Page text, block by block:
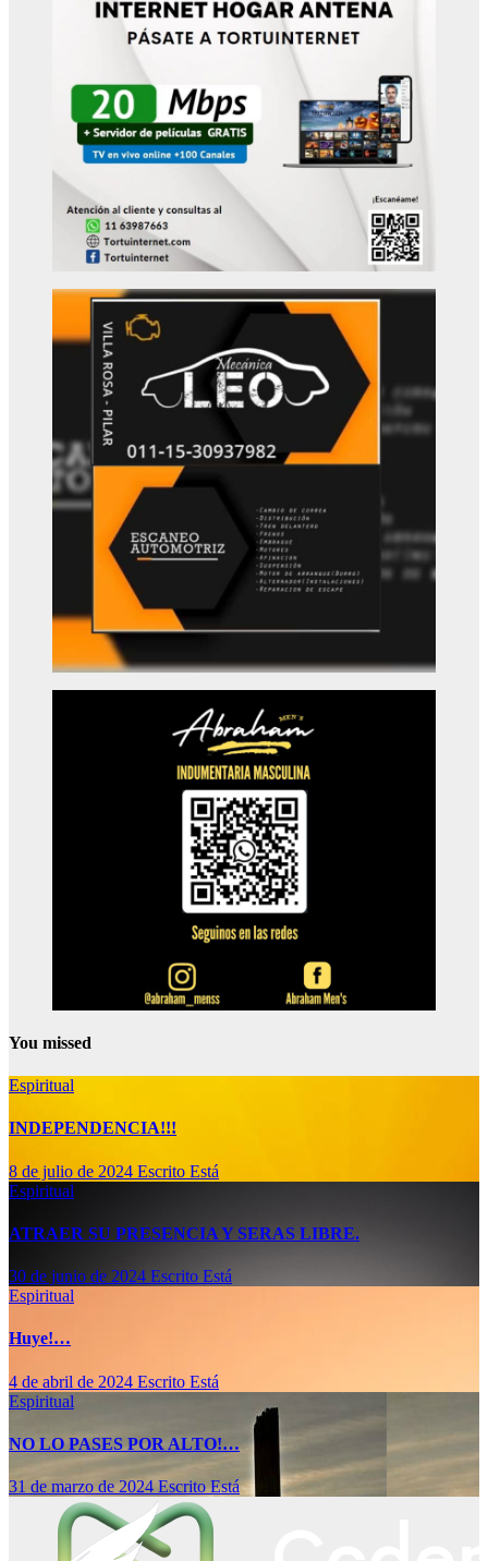
You missed
Espiritual
INDEPENDENCIA!!!
8 de julio de 2024 Escrito Está
Espiritual
ATRAER SU PRESENCIA Y SERAS LIBRE.
30 de junio de 2024 Escrito Está
Espiritual
Huye!…
4 de abril de 2024 Escrito Está
Espiritual
NO LO PASES POR ALTO!…
31 de marzo de 2024Escrito Está